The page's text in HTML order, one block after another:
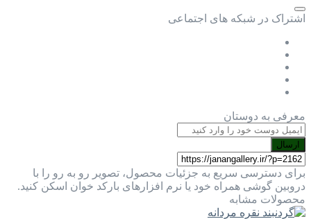
اشتراک در شبکه های اجتماعی
معرفی به دوستان
ارسال
برای دسترسی سریع به جزئیات محصول، تصویر رو به رو را با
دروبین گوشی همراه خود یا نرم افزارهای بارکد خوان اسکن کنید.
محصولات مشابه